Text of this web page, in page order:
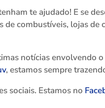
te ajudado! E se
de combustíveis, lojas de
notícias envolvendo
, estamos sempre
sociais. Estamos no